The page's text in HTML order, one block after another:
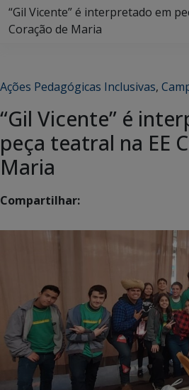
“Gil Vicente” é interpretado em
Coração de Maria
Ações Pedagógicas Inclusivas,
“Gil Vicente” é
peça teatral na EE
Maria
Compartilhar: